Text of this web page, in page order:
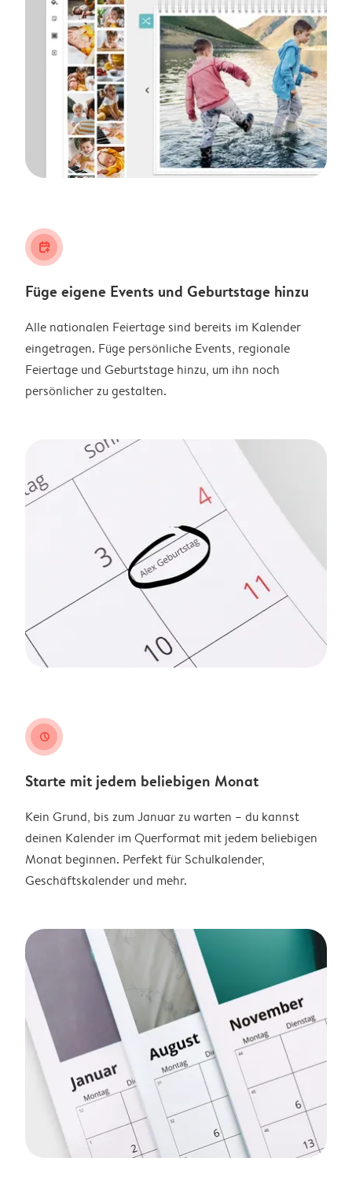
calendar_plus
Füge eigene Events und Geburtstage hinzu
Alle nationalen Feiertage sind bereits im Kalender
eingetragen. Füge persönliche Events, regionale
Feiertage und Geburtstage hinzu, um ihn noch
persönlicher zu gestalten.
clock
Starte mit jedem beliebigen Monat
Kein Grund, bis zum Januar zu warten – du kannst
deinen Kalender im Querformat mit jedem beliebigen
Monat beginnen. Perfekt für Schulkalender,
Geschäftskalender und mehr.